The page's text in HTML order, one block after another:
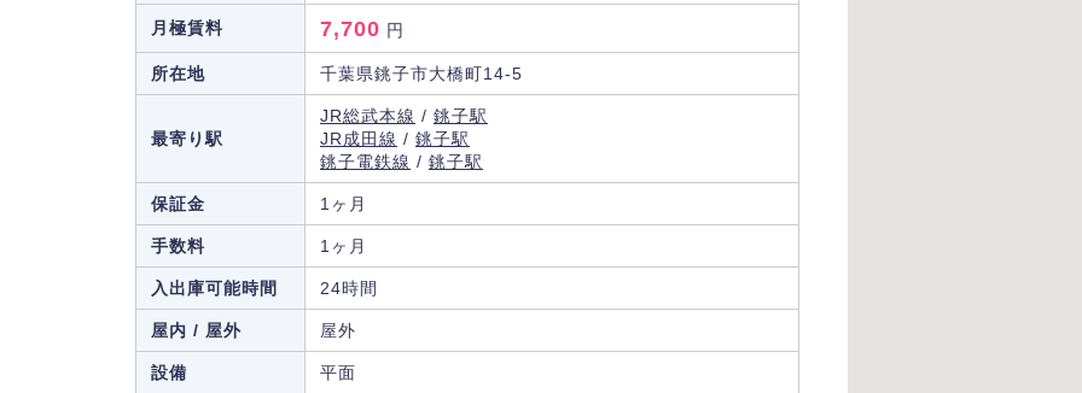
月極賃料 7,700 円
所在地 千葉県銚子市大橋町14-5
最寄り駅
JR総武本線 / 銚子駅
JR成田線 / 銚子駅
銚子電鉄線 / 銚子駅
保証金 1ヶ月
手数料 1ヶ月
入出庫可能時間 24時間
屋内 / 屋外 屋外
設備 平面